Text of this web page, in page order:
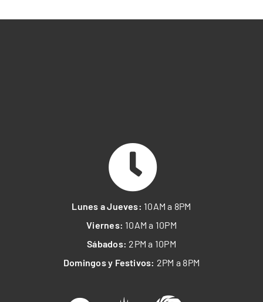
Lunes a Jueves: 10AM a 8PM
Viernes: 10AM a 10PM
Sábados: 2PM a 10PM
Domingos y Festivos: 2PM a 8PM